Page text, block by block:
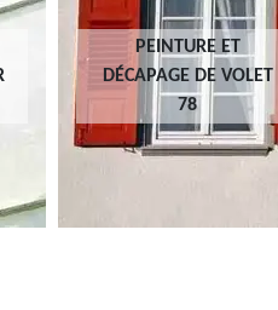
PEINTURE ET
DÉCAPAGE DE VOLET
78